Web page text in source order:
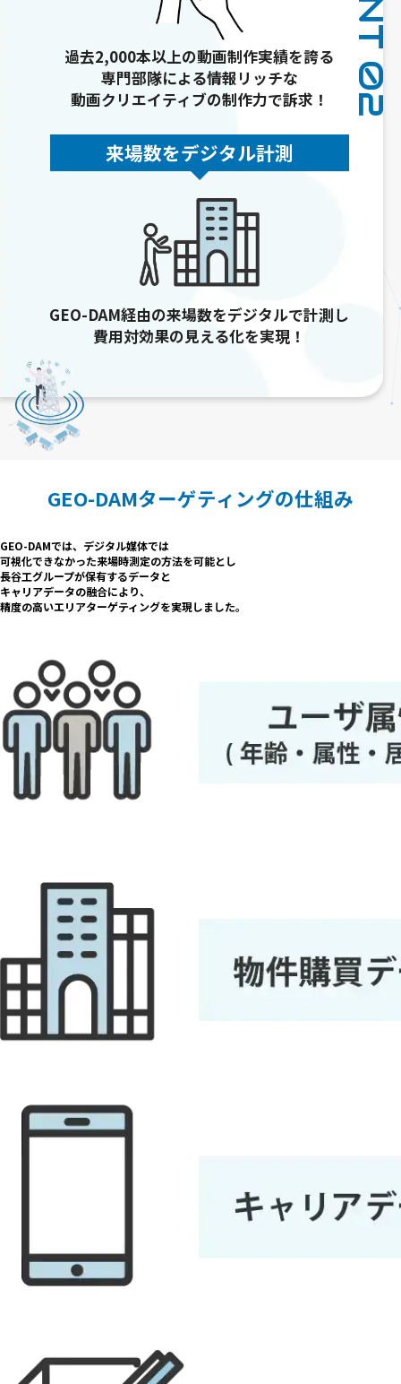
過去2,000本以上の動画制作実績を誇る
専門部隊による情報リッチな
動画クリエイティブの制作力で訴求！
来場数をデジタル計測
GEO-DAM経由の来場数をデジタルで計測し
費用対効果の見える化を実現！
GEO-DAMターゲティングの仕組み
GEO-DAMでは、デジタル媒体では
可視化できなかった来場時測定の方法を可能とし
長谷工グループが保有するデータと
キャリアデータの融合により、
精度の高いエリアターゲティングを実現しました。